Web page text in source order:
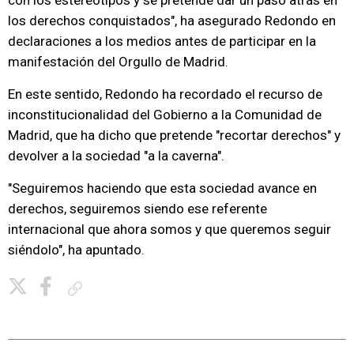
los derechos conquistados", ha asegurado Redondo en
declaraciones a los medios antes de participar en la
manifestación del Orgullo de Madrid.
En este sentido, Redondo ha recordado el recurso de
inconstitucionalidad del Gobierno a la Comunidad de
Madrid, que ha dicho que pretende "recortar derechos" y
devolver a la sociedad "a la caverna".
"Seguiremos haciendo que esta sociedad avance en
derechos, seguiremos siendo ese referente
internacional que ahora somos y que queremos seguir
siéndolo", ha apuntado.